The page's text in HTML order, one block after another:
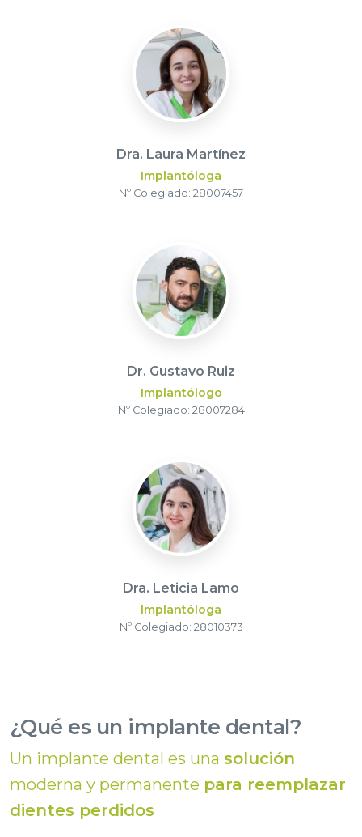
Dra. Laura Martínez
Implantóloga
Nº Colegiado: 28007457
Dr. Gustavo Ruiz
Implantólogo
Nº Colegiado: 28007284
Dra. Leticia Lamo
Implantóloga
Nº Colegiado: 28010373
¿Qué es un implante dental?
Un implante dental es una solución
moderna y permanente para reemplazar
dientes perdidos